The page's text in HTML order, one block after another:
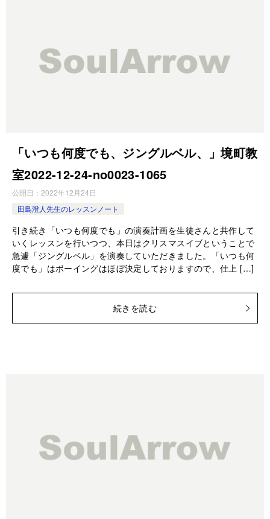
「いつも何度でも、ジングルベル、」境町教
室2022-12-24-­no0023-­1065
公開日： 2022年12月24日
田島澄人先生のレッスンノート
引き続き「いつも何度でも」の演奏計画を生徒さんと共作して
いくレッスンを行いつつ、本日はクリスマスイブということで
急遽「ジングルベル」を演奏していただきました。「いつも何
度でも」はボーイングはほぼ決定しておりますので、仕上 […]
続きを読む